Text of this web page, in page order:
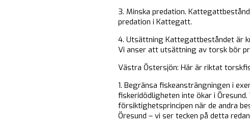
3. Minska predation.
predation i Kattegatt.
4. Utsättning Kattegattbeståndet är
Vi anser att utsättning av torsk bör
Västra Östersjön: Här är riktat
1. Begränsa fiskeansträngningen i
fiskeridödligheten inte ökar i
försiktighetsprincipen när de andra
Öresund – vi ser tecken på detta